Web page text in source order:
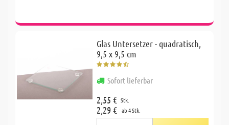
Glas Untersetzer - quadratisch,
9,5 x 9,5 cm
Sofort lieferbar
2,55 € Stk.
2,29 € ab 4 Stk.